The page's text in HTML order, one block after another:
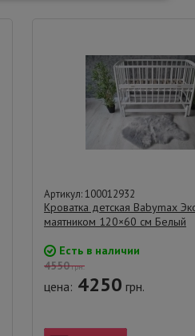
Артикул: 100012932
Кроватка детская Babymax
маятником 120×60 см Белый
Есть в наличии
4550грн.
цена: 4250 грн.